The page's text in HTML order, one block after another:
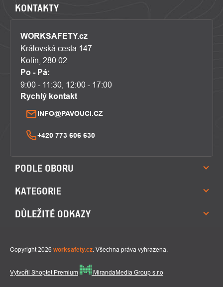
KONTAKTY
WORKSAFETY.cz
Královská cesta 147
Kolín, 280 02
Po - Pá:
9:00 - 11:30, 12:00 - 17:00
Rychlý kontakt
INFO@PAVOUCI.CZ
+420 773 606 630
PODLE OBORU
KATEGORIE
DŮLEŽITÉ ODKAZY
Vytvořil Shoptet Premium MirandaMedia Group s.r.o
Copyright 2026 worksafety.cz. Všechna práva vyhrazena.